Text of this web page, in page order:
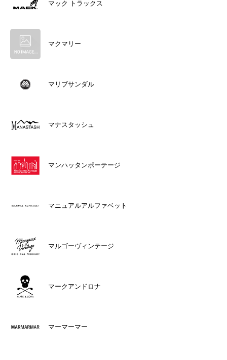
マック トラックス
マクマリー
マリブサンダル
マナスタッシュ
マンハッタンポーテージ
マニュアルアルファベット
マルゴーヴィンテージ
マークアンドロナ
マーマーマー